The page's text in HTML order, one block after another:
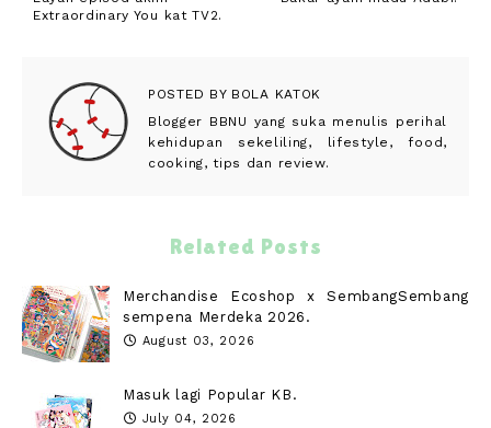
Extraordinary You kat TV2.
POSTED BYBOLA KATOK
Blogger BBNU yang suka menulis perihal
kehidupan sekeliling, lifestyle, food,
cooking, tips dan review.
Related Posts
Merchandise Ecoshop x SembangSembang
sempena Merdeka 2026.
August 03, 2026
Masuk lagi Popular KB.
July 04, 2026